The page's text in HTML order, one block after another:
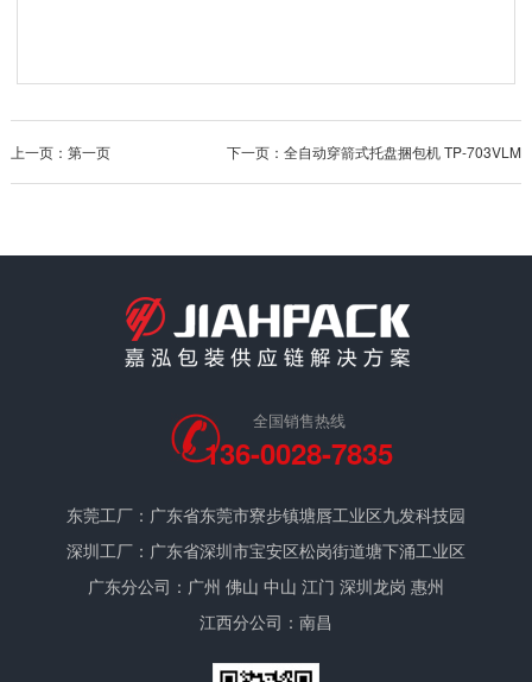
下一页：全自动穿箭式托盘捆包机 TP-703VLM
上一页：第一页
全国销售热线
136-0028-7835
东莞工厂：广东省东莞市寮步镇塘唇工业区九发科技园
深圳工厂：广东省深圳市宝安区松岗街道塘下涌工业区
广东分公司：广州 佛山 中山 江门 深圳龙岗 惠州
江西分公司：南昌